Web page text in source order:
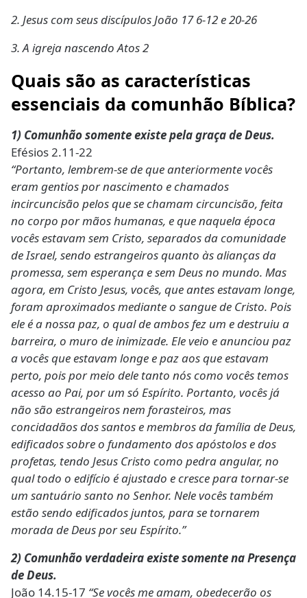
2. Jesus com seus discípulos João 17 6-12 e 20-26
3. A igreja nascendo Atos 2
Quais são as características
essenciais da comunhão Bíblica?
1) Comunhão somente existe pela graça de Deus.
Efésios 2.11-22
“Portanto, lembrem-se de que anteriormente vocês
eram gentios por nascimento e chamados
incircuncisão pelos que se chamam circuncisão, feita
no corpo por mãos humanas, e que naquela época
vocês estavam sem Cristo, separados da comunidade
de Israel, sendo estrangeiros quanto às alianças da
promessa, sem esperança e sem Deus no mundo. Mas
agora, em Cristo Jesus, vocês, que antes estavam longe,
foram aproximados mediante o sangue de Cristo. Pois
ele é a nossa paz, o qual de ambos fez um e destruiu a
barreira, o muro de inimizade. Ele veio e anunciou paz
a vocês que estavam longe e paz aos que estavam
perto, pois por meio dele tanto nós como vocês temos
acesso ao Pai, por um só Espírito. Portanto, vocês já
não são estrangeiros nem forasteiros, mas
concidadãos dos santos e membros da família de Deus,
edificados sobre o fundamento dos apóstolos e dos
profetas, tendo Jesus Cristo como pedra angular, no
qual todo o edifício é ajustado e cresce para tornar-se
um santuário santo no Senhor. Nele vocês também
estão sendo edificados juntos, para se tornarem
morada de Deus por seu Espírito.”
2) Comunhão verdadeira existe somente na Presença
de Deus.
João 14.15-17 “Se vocês me amam, obedecerão os